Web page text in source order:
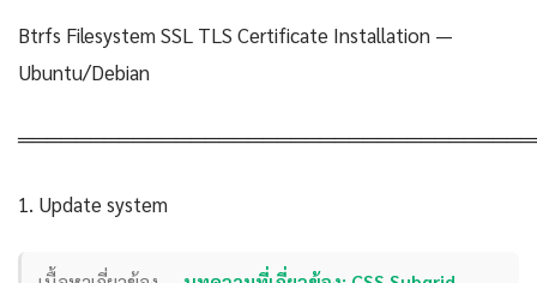
Btrfs Filesystem SSL TLS Certificate Installation —
Ubuntu/Debian
1. Update system